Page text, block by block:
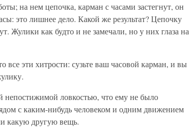
на нем цепочка, карман с часами застегнут, он
это лишнее дело. Какой же результат? Цепочку
Жулики как будто и не замечали, но у них глаза на
все эти хитрости: сузьте ваш часовой карман, и вы
ловкостью, что ему не было
с каким-нибудь человеком и одним движением
какую другую вещь.